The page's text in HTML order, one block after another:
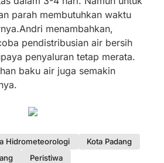
parah membutuhkan waktu
menambahkan,
pendistribusian air bersih
penyaluran tetap merata.
baku air juga semakin
Hidrometeorologi
Kota Padang
Peristiwa